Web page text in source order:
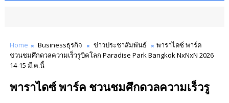
Home Businessธุรกิจ ข่าวประชาสัมพันธ์
พาราไดซ์ พาร์ค
ชวนชมศึกดวลความเร็วรูบิคโลก Paradise Park Bangkok NxNxN 2026
14-15 มี.ค.นี้
พาราไดซ์ พาร์ค ชวนชมศึกดวลความเร็วรู